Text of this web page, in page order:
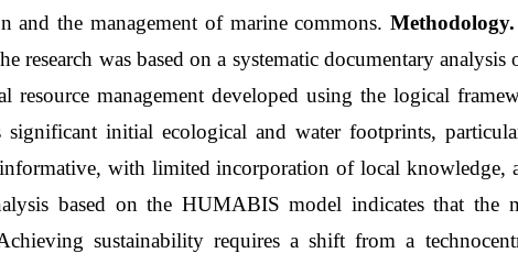
and the management of marine commons.Methodology.
research was based on a systematic documentary
resource management developed using the logical
significant initial ecological and water footprints,
with limited incorporation of local knowledge,
based on the HUMABIS model indicates that the
sustainability requires a shift from a